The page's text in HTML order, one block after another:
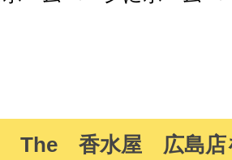
The 香水屋 広島店